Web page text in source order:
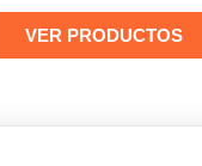
VER PRODUCTOS